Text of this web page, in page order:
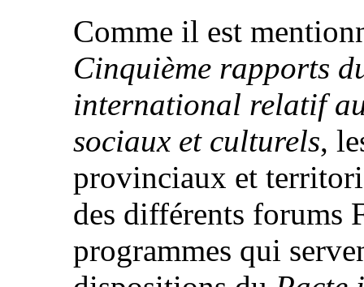
Comme il est
Cinquième rapports
international relatif
sociaux et culturels,
provinciaux et
des différents forums
programmes qui